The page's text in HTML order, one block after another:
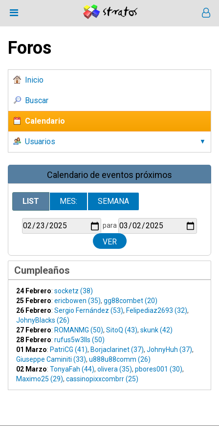
Foros
Inicio
Buscar
Calendario
Usuarios
Calendario de eventos próximos
LIST MES: SEMANA
para
Cumpleaños
24 Febrero: socketz (38)
25 Febrero: ericbowen (35), gg88combet (20)
26 Febrero: Sergio Fernández (53), Felipediaz2693 (32),
JohnyBlacks (26)
27 Febrero: ROMANMG (50), SitoQ (43), skunk (42)
28 Febrero: rufus5w3lls (50)
01 Marzo: PatriCG (41), Borjaclarinet (37), JohnyHuh (37),
Giuseppe Caminiti (33), u888u88comm (26)
02 Marzo: TonyaFah (44), olivera (35), pbores001 (30),
Maximo25 (29), cassinopixxcombrr (25)